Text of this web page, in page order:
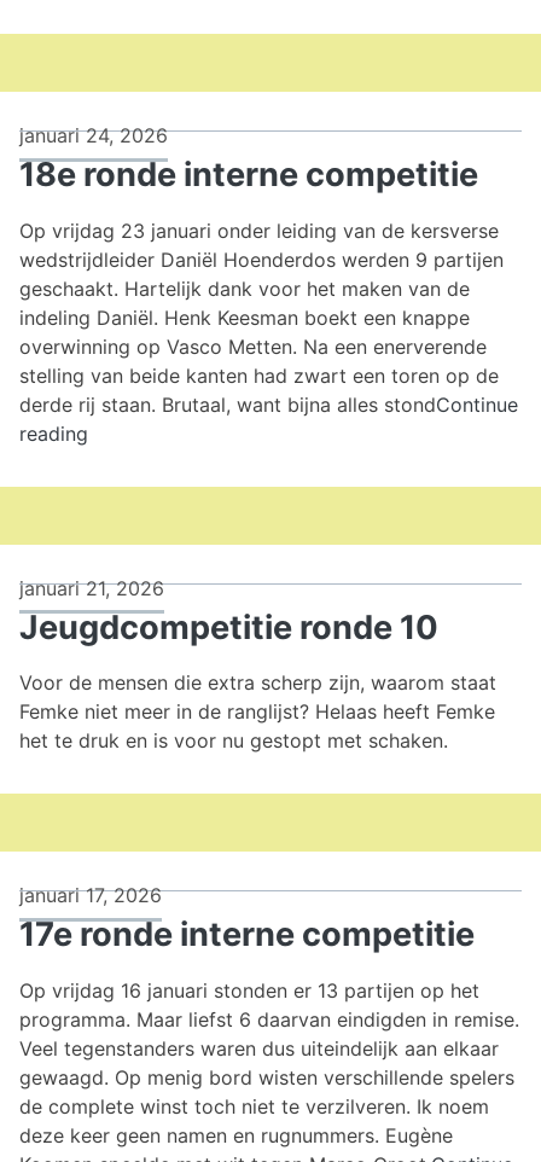
januari 24, 2026
18e ronde interne competitie
Op vrijdag 23 januari onder leiding van de kersverse
wedstrijdleider Daniël Hoenderdos werden 9 partijen
geschaakt. Hartelijk dank voor het maken van de
indeling Daniël. Henk Keesman boekt een knappe
overwinning op Vasco Metten. Na een enerverende
stelling van beide kanten had zwart een toren op de
derde rij staan. Brutaal, want bijna alles stondContinue
reading
interne
januari 21, 2026
Jeugdcompetitie ronde 10
Voor de mensen die extra scherp zijn, waarom staat
Femke niet meer in de ranglijst? Helaas heeft Femke
het te druk en is voor nu gestopt met schaken.
januari 17, 2026
17e ronde interne competitie
Op vrijdag 16 januari stonden er 13 partijen op het
programma. Maar liefst 6 daarvan eindigden in remise.
Veel tegenstanders waren dus uiteindelijk aan elkaar
gewaagd. Op menig bord wisten verschillende spelers
de complete winst toch niet te verzilveren. Ik noem
deze keer geen namen en rugnummers. Eugène